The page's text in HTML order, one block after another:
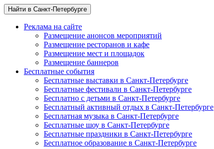
Найти в Санкт-Петербурге
Реклама на сайте
Размещение анонсов мероприятий
Размещение ресторанов и кафе
Размещение мест и площадок
Размещение баннеров
Бесплатные события
Бесплатные выставки в Санкт-Петербурге
Бесплатные фестивали в Санкт-Петербурге
Бесплатно с детьми в Санкт-Петербурге
Бесплатный активный отдых в Санкт-Петербурге
Бесплатная музыка в Санкт-Петербурге
Бесплатные шоу в Санкт-Петербурге
Бесплатные праздники в Санкт-Петербурге
Бесплатное образование в Санкт-Петербурге